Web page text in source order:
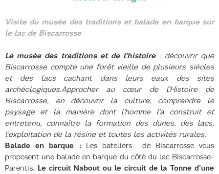
Visite du musée des traditions et balade en barque sur
le lac de Biscarrosse
Le musée des traditions et de l'histoire : découvrir que
Biscarrosse compte une forêt vieille de plusieurs siècles
et des lacs cachant dans leurs eaux des sites
archéologiques.Approcher au cœur de l'Histoire de
Biscarrosse, en découvrir la culture, comprendre le
paysage et la manière dont l'homme l'a construit et
entretenu, connaître la formation des dunes, des lacs,
l'exploitation de la résine et toutes les activités rurales.
Balade en barque : Les bateliers de Biscarrosse vous
proposent une balade en barque du côté du lac Biscarrosse-
Parentis. Le circuit Nabout ou le circuit de la Tonne d'une